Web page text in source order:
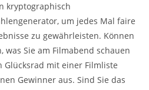
kryptographisch
um jedes Mal faire
zu gewährleisten. Können
was Sie am Filmabend schauen
Glücksrad mit einer Filmliste
Gewinner aus. Sind Sie das